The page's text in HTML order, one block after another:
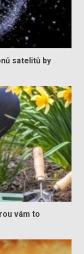
satelitů by
vám to